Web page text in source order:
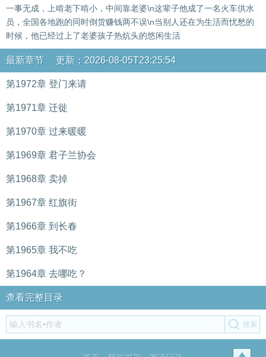
一事无成，上啃老下啃小，中间靠老婆\n这辈子他成了一名火车供水
员，全国各地跑的同时倒货赚钱两不误\n当别人还在为生活而忧愁的
时候，他已经过上了老婆孩子热炕头的悠闲生活
最新章节 更新：2026-08-05T23:25:54
第1972章 登门来请
第1971章 迁徙
第1970章 过来暖暖
第1969章 君子兰协会
第1968章 卖掉
第1967章 红旗街
第1966章 到长春
第1965章 我不吃
第1964章 去哪吃？
查看完整目录